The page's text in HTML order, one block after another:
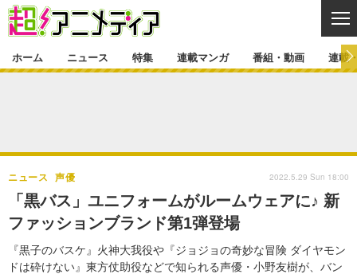
ゲーム・アプリ マンガ
グッズ
声優 コスプレ
特集一覧 カバー
ラキりす
連載マンガ
番組・動画
番組・動画一覧
動画
連載・ブログ
連載・ブログ一覧 コラム
ホーム ニュース 特集 連載マンガ 番組・動画 連載
「黒バス」ユニフォームがルームウェアに♪ 新
ファッションブランド第1弾登場
『黒子のバスケ』火神大我役や『ジョジョの奇妙な冒険 ダイヤモン
ドは砕けない』東方仗助役などで知られる声優・小野友樹が、バン
ニュース 声優 2022.5.29 Sun 18:00